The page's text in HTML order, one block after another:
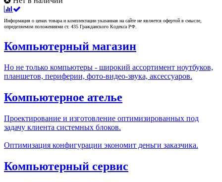
Информация о ценах товара и комплектации указанная на сайте не является офертой в смысле,
определяемом положениями ст. 435 Гражданского Кодекса РФ.
Компьютерный магазин
Но не только компьютеры - широкий ассортимент ноутбуков,
планшетов, периферии, фото-видео-звука, аксессуаров.
Компьютерное ателье
Проектирование и изготовление оптимизированных под
задачу клиента системных блоков.
Оптимизация конфигурации экономит деньги заказчика.
Компьютерный сервис